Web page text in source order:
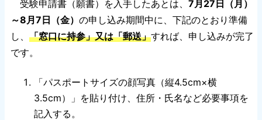
受験申請書（願書）を入手したあとは、 7月27日（月）
～8月7日（金） の申し込み期間中に、下記のとおり準備
し、 「窓口に持参」又は「郵送」すれば、申し込みが完了
です。
「パスポートサイズの顔写真（縦4.5cm×横
3.5cm）」を貼り付け、住所・氏名など必要事項を
記入する。